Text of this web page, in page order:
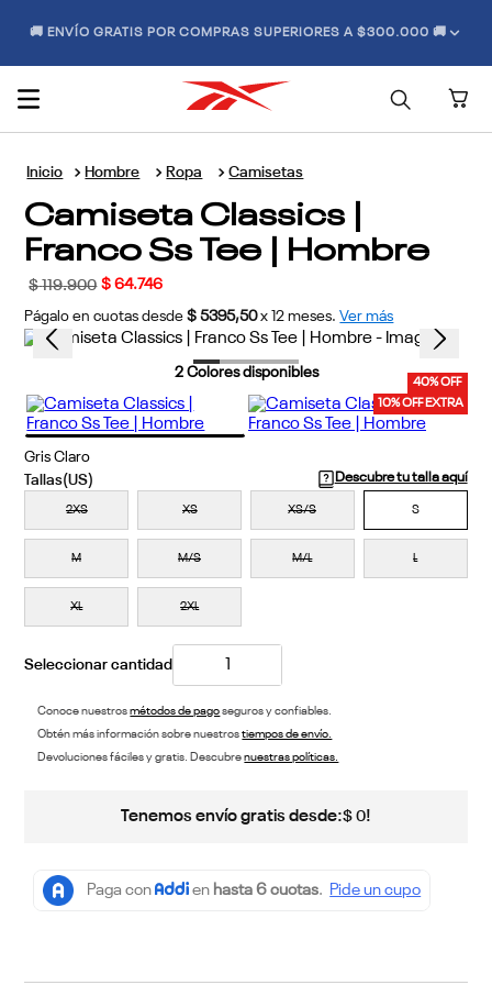
🚚 ENVÍO GRATIS POR COMPRAS SUPERIORES A $300.000 🚚
Hombre Ropa Camisetas
Camiseta Classics |
Franco Ss Tee | Hombre
$ 119.900 $ 64.746
Págalo en cuotas desde $ 5395,50 x 12 meses. Ver más
40% OFF
10% OFF EXTRA
2Colores disponibles
Gris Claro
Descubre tu talla aquí
2XS XS XS/S S
M M/S M/L L
XL 2XL
Conoce nuestrosmétodos de pagoseguros y confiables.
Obtén más información sobre nuestrostiempos de envío.
Devoluciones fáciles y gratis. Descubrenuestras políticas.
Tenemos envío gratis desde:$ 0!